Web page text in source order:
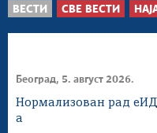
ВЕСТИ СВЕ ВЕСТИ
Београд, 5. август 2026.
Нормализован рад
а